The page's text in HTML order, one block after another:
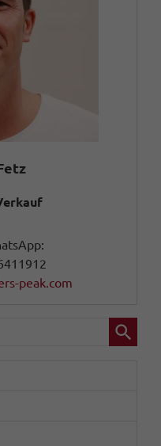
peak.com